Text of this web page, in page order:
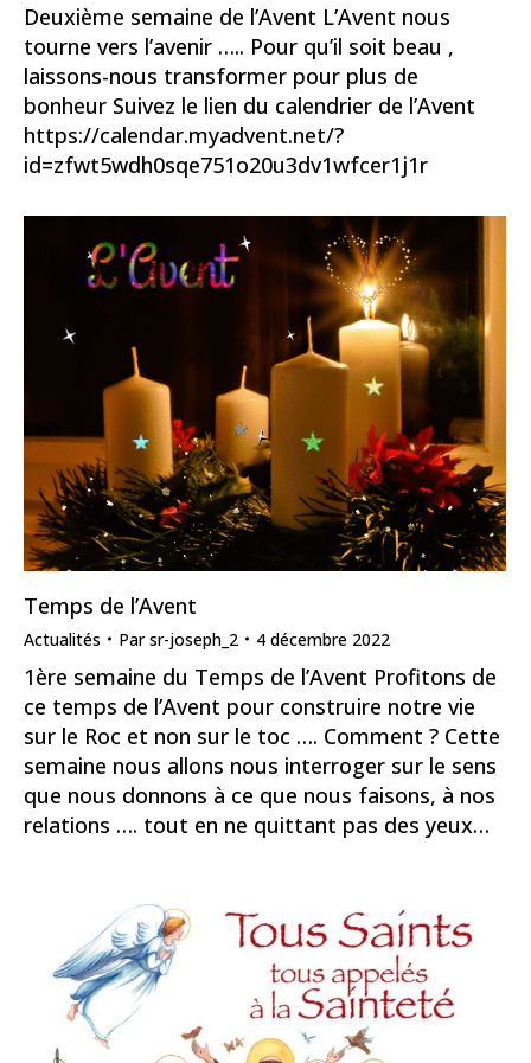
Deuxième semaine de l’Avent L’Avent nous
tourne vers l’avenir ….. Pour qu’il soit beau ,
laissons-nous transformer pour plus de
bonheur Suivez le lien du calendrier de l’Avent
https://calendar.myadvent.net/?
id=zfwt5wdh0sqe751o20u3dv1wfcer1j1r
Temps de l’Avent
Actualités Parsr-joseph_2 4 décembre 2022
1ère semaine du Temps de l’Avent Profitons de
ce temps de l’Avent pour construire notre vie
sur le Roc et non sur le toc …. Comment ? Cette
semaine nous allons nous interroger sur le sens
que nous donnons à ce que nous faisons, à nos
relations …. tout en ne quittant pas des yeux…